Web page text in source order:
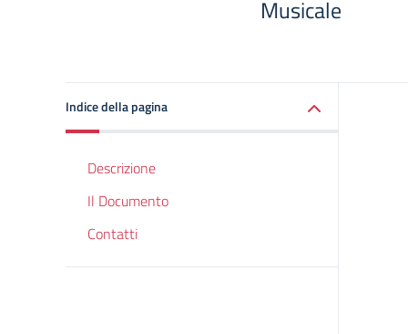
Musicale
Indice della pagina
Descrizione
Il Documento
Contatti